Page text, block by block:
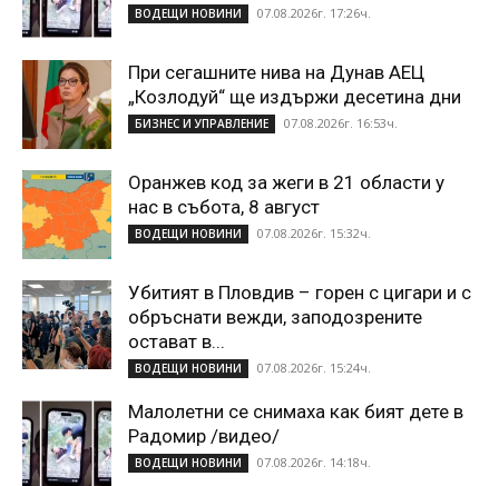
ВОДЕЩИ НОВИНИ 07.08.2026г. 17:26ч.
При сегашните нива на Дунав АЕЦ
„Козлодуй“ ще издържи десетина дни
БИЗНЕС И УПРАВЛЕНИЕ 07.08.2026г. 16:53ч.
Оранжев код за жеги в 21 области у
нас в събота, 8 август
ВОДЕЩИ НОВИНИ 07.08.2026г. 15:32ч.
Убитият в Пловдив – горен с цигари и с
обръснати вежди, заподозрените
остават в...
ВОДЕЩИ НОВИНИ 07.08.2026г. 15:24ч.
Малолетни се снимаха как бият дете в
Радомир /видео/
ВОДЕЩИ НОВИНИ 07.08.2026г. 14:18ч.